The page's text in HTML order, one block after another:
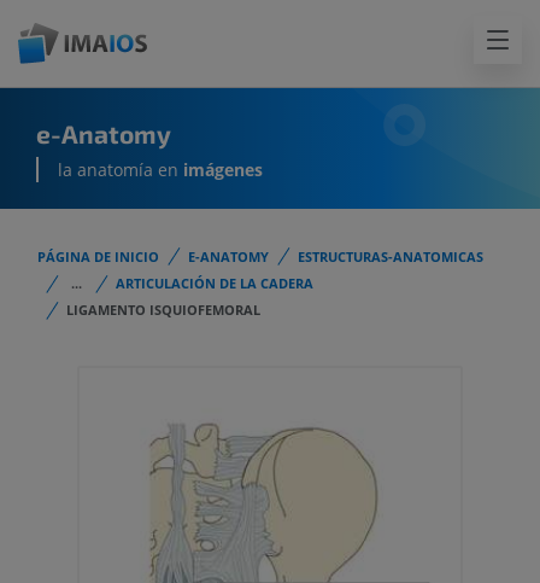
e-Anatomy
la anatomía en imágenes
PÁGINA DE INICIO E-ANATOMY
ESTRUCTURAS-ANATOMICAS
...
ARTICULACIÓN DE LA CADERA
LIGAMENTO ISQUIOFEMORAL